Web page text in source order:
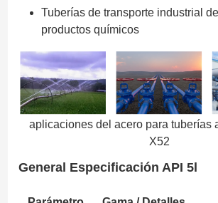
Tuberías de transporte industrial
productos químicos
aplicaciones del acero para tuberías
X52
General Especificación API 5l